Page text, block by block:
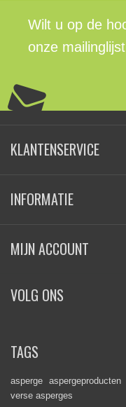
Wilt u op de
onze
KLANTENSERVICE
INFORMATIE
MIJN ACCOUNT
VOLG ONS
TAGS
asperge aspergeproducten
verse asperges